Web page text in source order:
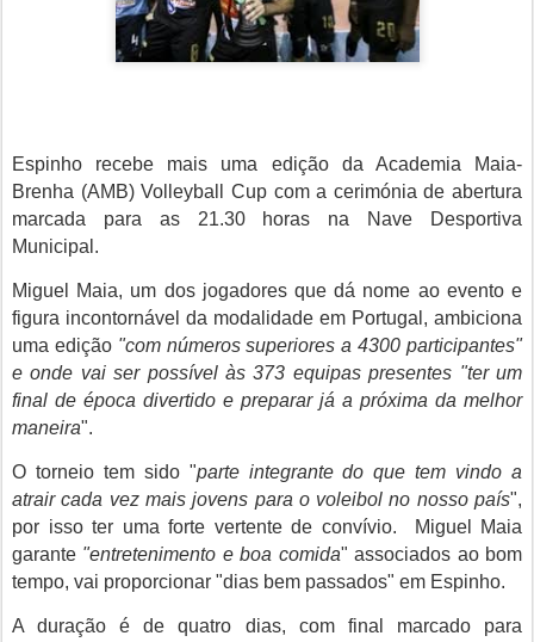
Espinho recebe mais uma edição da Academia Maia-
Brenha (AMB) Volleyball Cup com a cerimónia de abertura
marcada para as 21.30 horas na Nave Desportiva
Municipal.
Miguel Maia, um dos jogadores que dá nome ao evento e
figura incontornável da modalidade em Portugal, ambiciona
uma edição "com números superiores a 4300 participantes"
e onde vai ser possível às 373 equipas presentes "ter um
final de época divertido e preparar já a próxima da melhor
maneira".
O torneio tem sido "parte integrante do que tem vindo a
atrair cada vez mais jovens para o voleibol no nosso país",
por isso ter uma forte vertente de convívio. Miguel Maia
garante "entretenimento e boa comida" associados ao bom
tempo, vai proporcionar "dias bem passados" em Espinho.
A duração é de quatro dias, com final marcado para